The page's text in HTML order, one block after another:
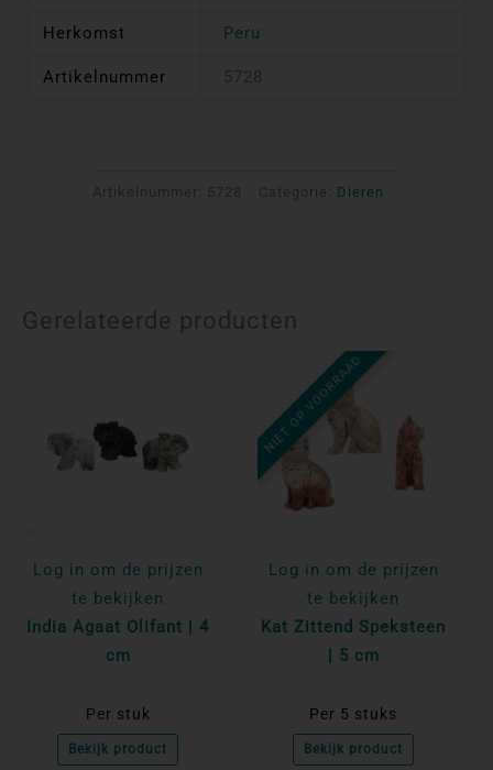
Herkomst Peru
Artikelnummer 5728
Artikelnummer: 5728 Categorie: Dieren
Gerelateerde producten
Log in om de prijzen
te bekijken
India Agaat Olifant | 4
cm
Per stuk
Bekijk product
NIET OP VOORRAAD
Log in om de prijzen
te bekijken
Kat Zittend Speksteen
| 5 cm
Per 5 stuks
Bekijk product